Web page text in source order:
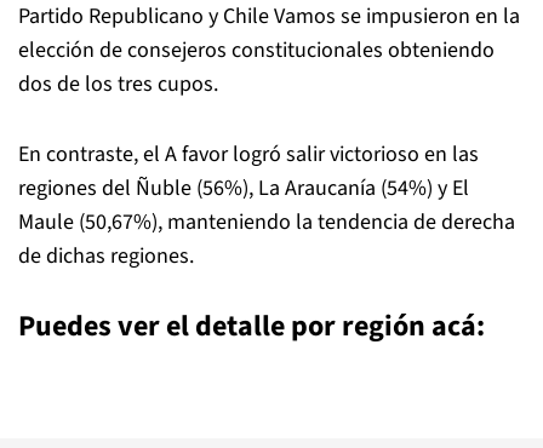
Partido Republicano y Chile Vamos se impusieron en la
elección de consejeros constitucionales obteniendo
dos de los tres cupos.
En contraste, el A favor logró salir victorioso en las
regiones del Ñuble (56%), La Araucanía (54%) y El
Maule (50,67%), manteniendo la tendencia de derecha
de dichas regiones.
Puedes ver el detalle por región acá: